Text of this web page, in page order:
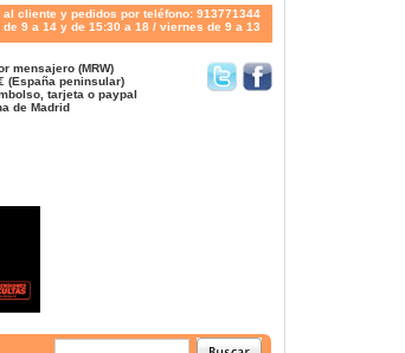
al cliente y pedidos por teléfono: 913771344
9 a 14 y de 15:30 a 18 / viernes de 9 a 13
mensajero (MRW)
(España peninsular)
tarjeta o paypal
de Madrid